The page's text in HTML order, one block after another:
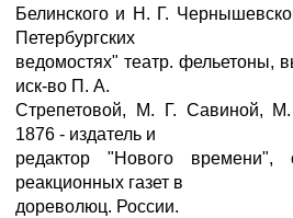
Белинского и Н. Г.
Петербургских
ведомостях" театр. фельетоны,
иск-во П. А.
Стрепетовой, М. Г. Савиной,
1876 - издатель и
редактор "Нового времени",
реакционных газет в
дореволюц. России.